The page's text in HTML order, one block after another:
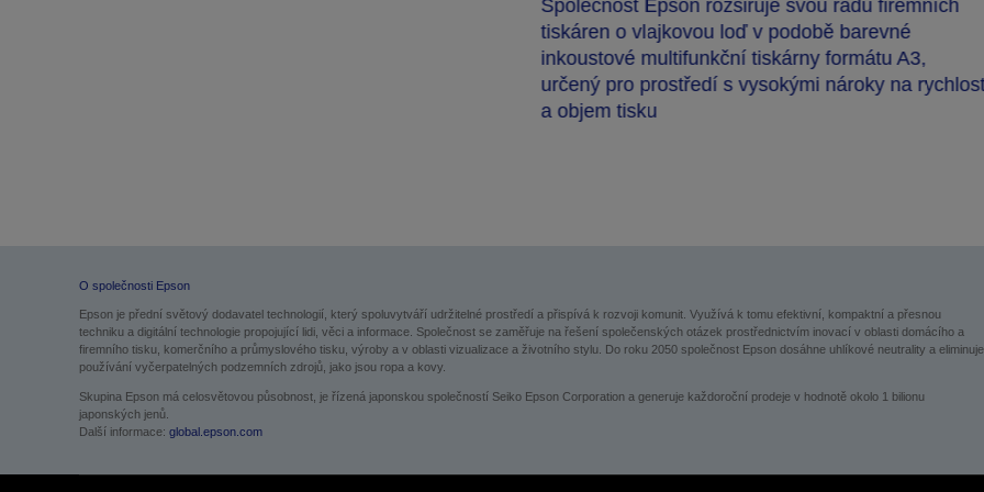
Společnost Epson rozšiřuje svou řadu firemních
tiskáren o vlajkovou loď v podobě barevné
inkoustové multifunkční tiskárny formátu A3,
určený pro prostředí s vysokými nároky na
a objem tisku
O společnosti Epson
Epson je přední světový dodavatel technologií, který spoluvytváří udržitelné prostředí a přispívá k rozvoji komunit. Využívá k tomu efektivní, kompaktní a přesnou
techniku a digitální technologie propojující lidi, věci a informace. Společnost se zaměřuje na řešení společenských otázek prostřednictvím inovací v oblasti domácího a
firemního tisku, komerčního a průmyslového tisku, výroby a v oblasti vizualizace a životního stylu. Do roku 2050 společnost Epson dosáhne uhlíkové neutrality a eliminuje
používání vyčerpatelných podzemních zdrojů, jako jsou ropa a kovy.
Skupina Epson má celosvětovou působnost, je řízená japonskou společností Seiko Epson Corporation a generuje každoroční prodeje v hodnotě okolo 1 bilionu
japonských jenů.
Další informace: global.epson.com